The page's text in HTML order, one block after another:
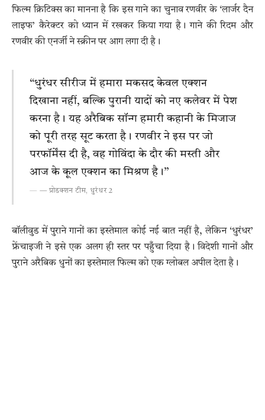
फिल्म क्रिटिक्स का मानना है कि इस गाने का चुनाव रणवीर के ‘लार्जर दैन
लाइफ’ कैरेक्टर को ध्यान में रखकर किया गया है। गाने की रिदम और
रणवीर की एनर्जी ने स्क्रीन पर आग लगा दी है।
“धुरंधर सीरीज में हमारा मकसद केवल एक्शन
दिखाना नहीं, बल्कि पुरानी यादों को नए कलेवर में पेश
करना है। यह अरैबिक सॉन्ग हमारी कहानी के मिजाज
को पूरी तरह सूट करता है। रणवीर ने इस पर जो
परफॉर्मेंस दी है, वह गोविंदा के दौर की मस्ती और
आज के कूल एक्शन का मिश्रण है।”
— प्रोडक्शन टीम, धुरंधर 2
बॉलीवुड में पुराने गानों का इस्तेमाल कोई नई बात नहीं है, लेकिन ‘धुरंधर’
फ्रेंचाइजी ने इसे एक अलग ही स्तर पर पहुँचा दिया है। विदेशी गानों और
पुराने अरैबिक धुनों का इस्तेमाल फिल्म को एक ग्लोबल अपील देता है।